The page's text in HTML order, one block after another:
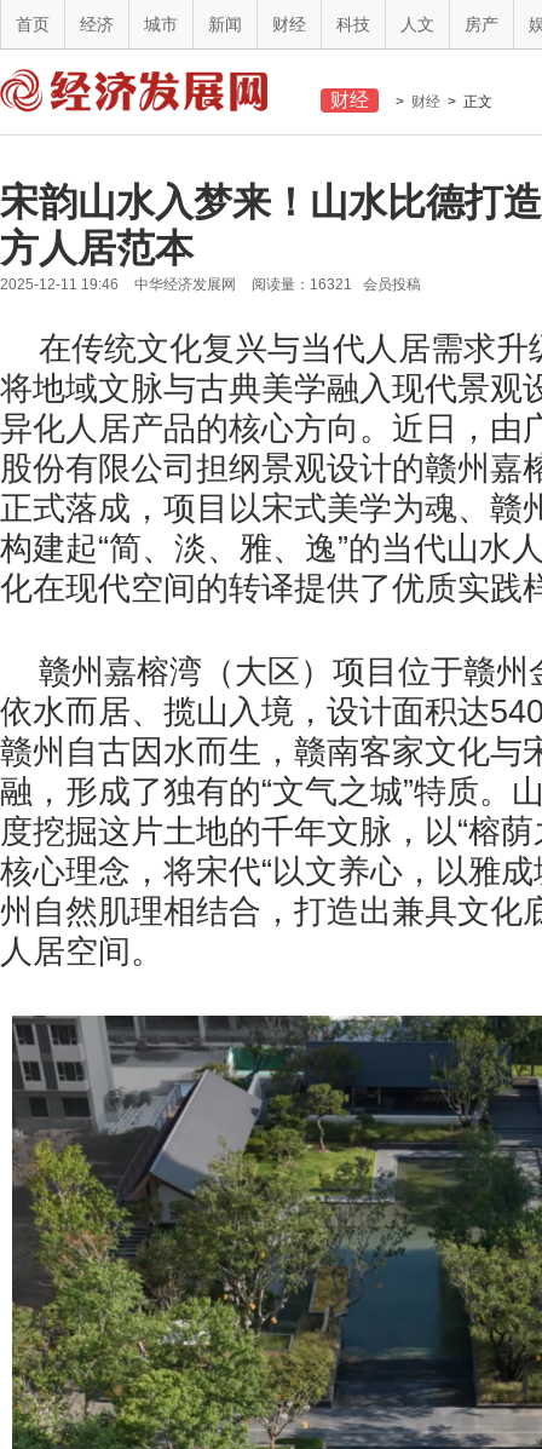
首页 经济 城市 新闻 财经 科技 人文 房产
财经 > 财经 > 正文
宋韵山水入梦来！山水比德打
方人居范本
2025-12-11 19:46 中华经济发展网 阅读量：16321 会员投稿
在传统文化复兴与当代人居需求升
将地域文脉与古典美学融入现代景观
异化人居产品的核心方向。近日，由
股份有限公司担纲景观设计的赣州嘉
正式落成，项目以宋式美学为魂、赣
构建起“简、淡、雅、逸”的当代山水
化在现代空间的转译提供了优质实践
赣州嘉榕湾（大区）项目位于赣州
依水而居、揽山入境，设计面积达
赣州自古因水而生，赣南客家文化与
融，形成了独有的“文气之城”特质。
度挖掘这片土地的千年文脉，以“榕
核心理念，将宋代“以文养心，以雅
州自然肌理相结合，打造出兼具文化
人居空间。